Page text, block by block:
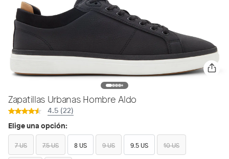
Zapatillas Urbanas Hombre Aldo
4.5 (22)
Elige una opción:
7 US 7.5 US 8 US 9 US 9.5 US 10 US